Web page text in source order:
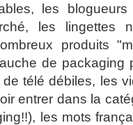
les
les lingettes
produits
de packaging
télé débiles, les
entrer dans la
les mots